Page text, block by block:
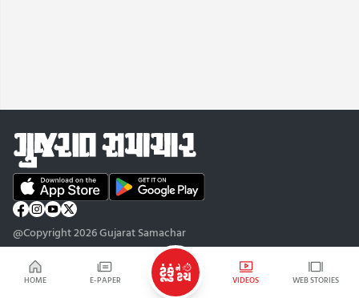
HOME E-PAPER VIDEOS WEB STORIES
@Copyright 2026 Gujarat Samachar